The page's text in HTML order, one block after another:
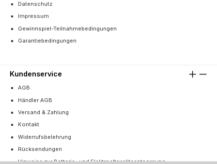
Datenschutz
Impressum
Gewinnspiel-Teilnahmebedingungen
Garantiebedingungen
Kundenservice
AGB
Händler AGB
Versand & Zahlung
Kontakt
Widerrufsbelehrung
Rücksendungen
Hinweise zur Batterie- und Elektroaltgeräteentsorgung